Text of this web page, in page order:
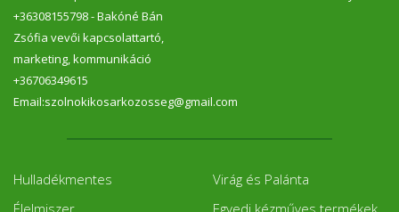
+36308155798 - Bakóné Bán
Zsófia vevői kapcsolattartó,
marketing, kommunikáció
+36706349615
Email:szolnokikosarkozosseg@gmail.com
Hulladékmentes
Élelmiszer
Virág és Palánta
Egyedi kézműves termékek